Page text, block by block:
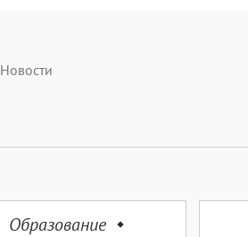
Новости
Образование